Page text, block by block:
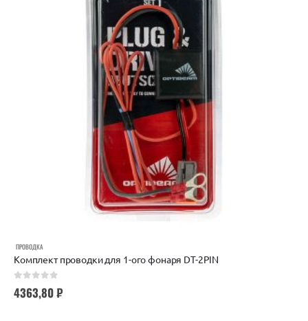
ПРОВОДКА
Комплект проводки для 1-ого фонаря DT-2PIN
4363,80₽